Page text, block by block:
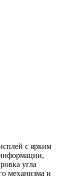
с ярким
угла
механизма и